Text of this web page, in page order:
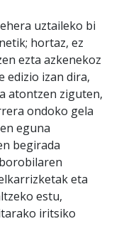
uztaileko bi
hortaz, ez
ezta azkenekoz
edizio izan dira,
atontzen ziguten,
ondoko gela
eguna
begirada
eta
estu,
iritsiko